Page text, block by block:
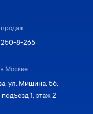
8-265
Москве
ул. Мишина, 56,
подъезд 1, этаж 2